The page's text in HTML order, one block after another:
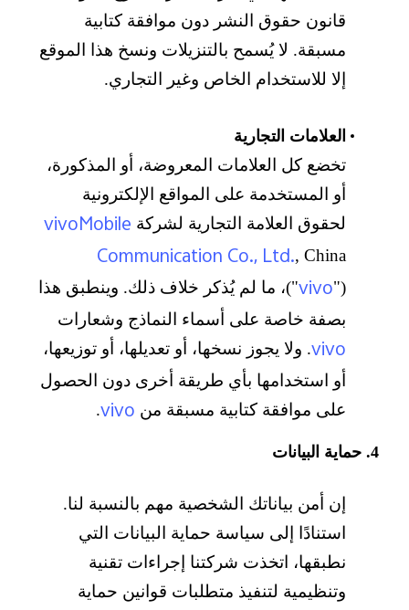
قانون حقوق النشر دون موافقة كتابية
مسبقة. لا يُسمح بالتنزيلات ونسخ هذا الموقع
إلا للاستخدام الخاص وغير التجاري.
العلامات التجارية
تخضع كل العلامات المعروضة، أو المذكورة،
أو المستخدمة على المواقع الإلكترونية
لحقوق العلامة التجارية لشركة vivoMobile
Communication Co., Ltd., China
("vivo
")، ما لم يُذكر خلاف ذلك. وينطبق هذا
بصفة خاصة على أسماء النماذج وشعارات
vivo. ولا يجوز نسخها، أو تعديلها، أو توزيعها،
أو استخدامها بأي طريقة أخرى دون الحصول
على موافقة كتابية مسبقة من vivo
.
4. حماية البيانات
إن أمن بياناتك الشخصية مهم بالنسبة لنا.
استنادًا إلى سياسة حماية البيانات التي
نطبقها، اتخذت شركتنا إجراءات تقنية
وتنظيمية لتنفيذ متطلبات قوانين حماية